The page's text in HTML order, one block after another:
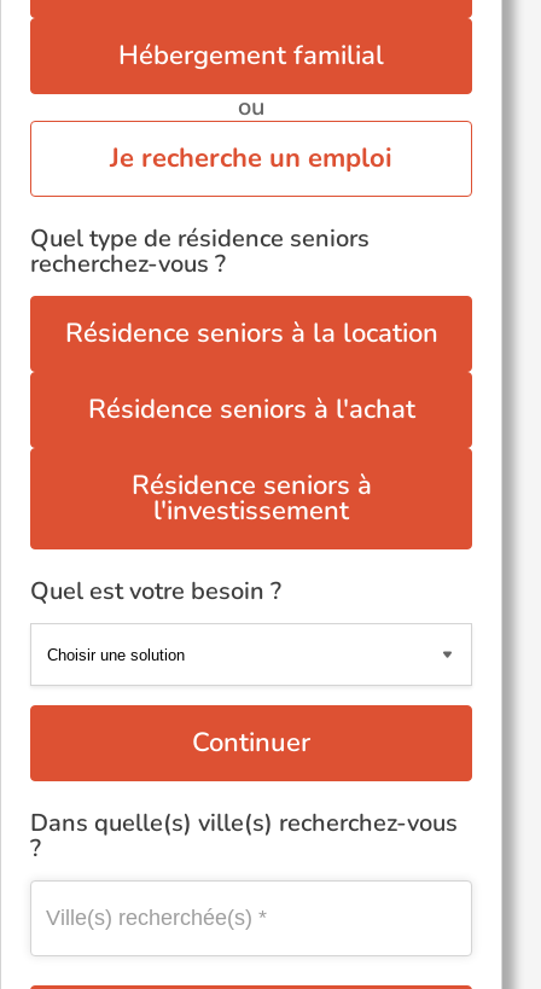
Hébergement familial
ou
Je recherche un emploi
Quel type de résidence seniors
recherchez-vous ?
Résidence seniors à la location
Résidence seniors à l'achat
Résidence seniors à
l'investissement
Quel est votre besoin ?
Continuer
Dans quelle(s) ville(s) recherchez-vous
?